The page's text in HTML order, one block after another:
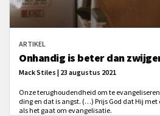
ARTIKEL
Onhandig is beter dan
Mack Stiles | 23 augustus 2021
Onze terughoudendheid om te
ding en dat is angst. (…) Prijs God dat Hij
als het gaat om evangelisatie.